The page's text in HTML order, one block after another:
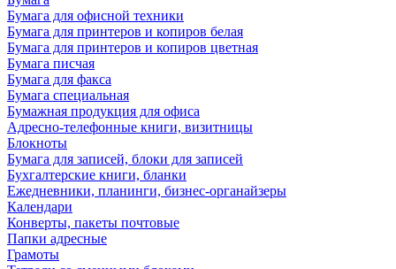
Бумага для офисной техники
Бумага для принтеров и копиров белая
Бумага для принтеров и копиров цветная
Бумага писчая
Бумага для факса
Бумага специальная
Бумажная продукция для офиса
Адресно-телефонные книги, визитницы
Блокноты
Бумага для записей, блоки для записей
Бухгалтерские книги, бланки
Ежедневники, планинги, бизнес-органайзеры
Календари
Конверты, пакеты почтовые
Папки адресные
Грамоты